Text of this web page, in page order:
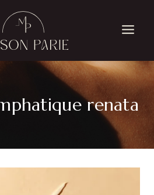
renata